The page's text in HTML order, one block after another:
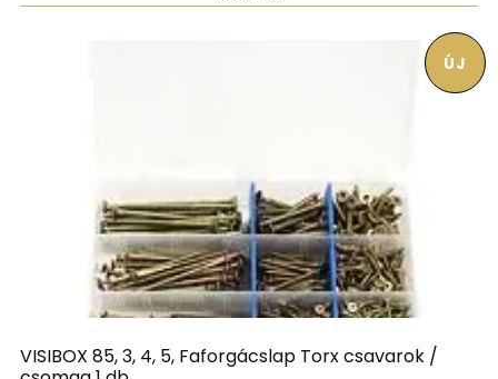
VISIBOX 85, 3, 4, 5, Faforgácslap Torx csavarok /
ÚJ